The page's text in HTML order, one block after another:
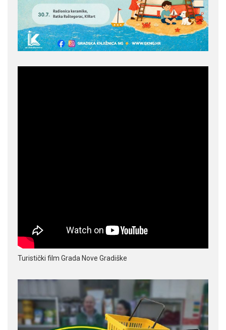
Turistički film Grada Nove Gradiške